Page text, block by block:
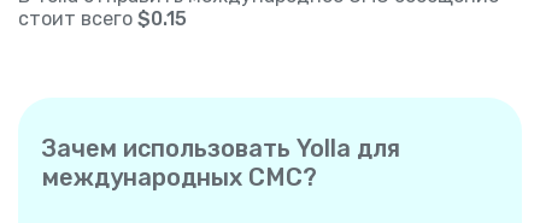
стоит всего $0.15
Зачем использовать Yolla для
международных СМС?